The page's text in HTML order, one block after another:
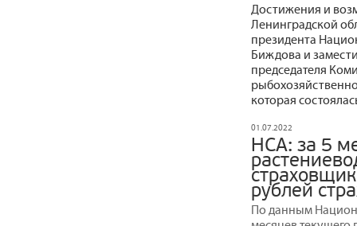
Достижения и
Ленинградской
президента
Биждова и
председателя
которая
01.07.2022
НСА: за 5
рублей
По данным